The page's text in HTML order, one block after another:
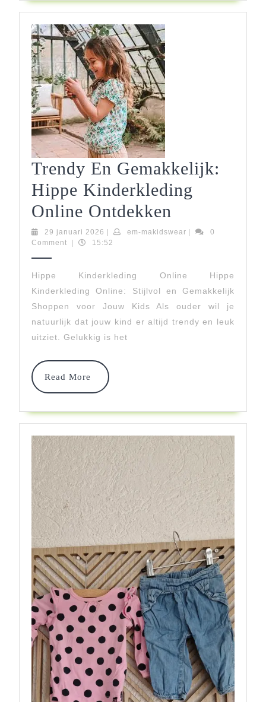
Trendy En Gemakkelijk:
Hippe Kinderkleding
Online Ontdekken
En
Hippe
Online
29 januari 2026 29
januari
em-makidswearem-
0
Comment
15:52
Hippe Kinderkleding Online Hippe
Kinderkleding Online: Stijlvol en Gemakkelijk
Shoppen voor Jouw Kids Als ouder wil je
natuurlijk dat jouw kind er altijd trendy en leuk
uitziet. Gelukkig is het
Read More
Read
More